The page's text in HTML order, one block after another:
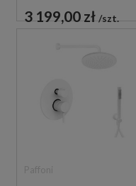
PRYSZNICOWY
3 199,00 zł szt.